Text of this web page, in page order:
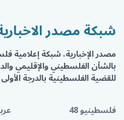
شبكة مصدر
مصدر الإخبارية، شبكة إعلامية
بالشأن الفلسطيني والإقليمي
للقضية الفلسطينية بالدرجة الأولى
فلسطينيو 48